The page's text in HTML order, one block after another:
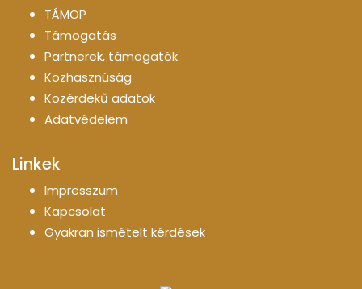
TÁMOP
Támogatás
Partnerek, támogatók
Közhasznúság
Közérdekű adatok
Adatvédelem
Linkek
Impresszum
Kapcsolat
Gyakran ismételt kérdések